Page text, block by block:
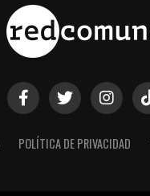
POLÍTICA DE PRIVACIDAD